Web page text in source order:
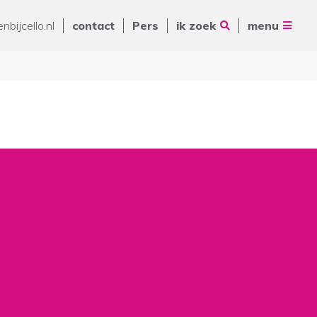
contact Pers ik zoek menu
ANBI